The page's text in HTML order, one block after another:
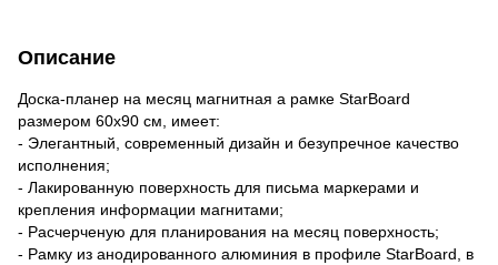
Описание
Доска-планер на месяц магнитная а рамке StarBoard
размером 60х90 см, имеет:
- Элегантный, современный дизайн и безупречное качество
исполнения;
- Лакированную поверхность для письма маркерами и
крепления информации магнитами;
- Расчерченую для планирования на месяц поверхность;
- Рамку из анодированного алюминия в профиле StarBoard, в